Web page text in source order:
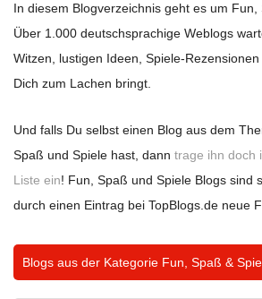
In diesem Blogverzeichnis geht es um Fun,
Über 1.000 deutschsprachige Weblogs
Witzen, lustigen Ideen, Spiele-
Dich zum Lachen bringt.
Und falls Du selbst einen Blog aus dem
Spaß und Spiele hast, dann trage ihn doch
Liste ein! Fun, Spaß und Spiele Blogs sind
durch einen Eintrag bei TopBlogs.de neue
Blogs aus der Kategorie Fun, Spaß &